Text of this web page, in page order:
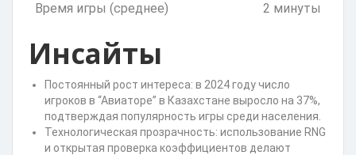
Время игры (среднее) 2 минуты
Инсайты
Постоянный рост интереса: в 2024 году число
игроков в “Авиаторе” в Казахстане выросло на 37%,
подтверждая популярность игры среди населения.
Технологическая прозрачность: использование RNG
и открытая проверка коэффициентов делают